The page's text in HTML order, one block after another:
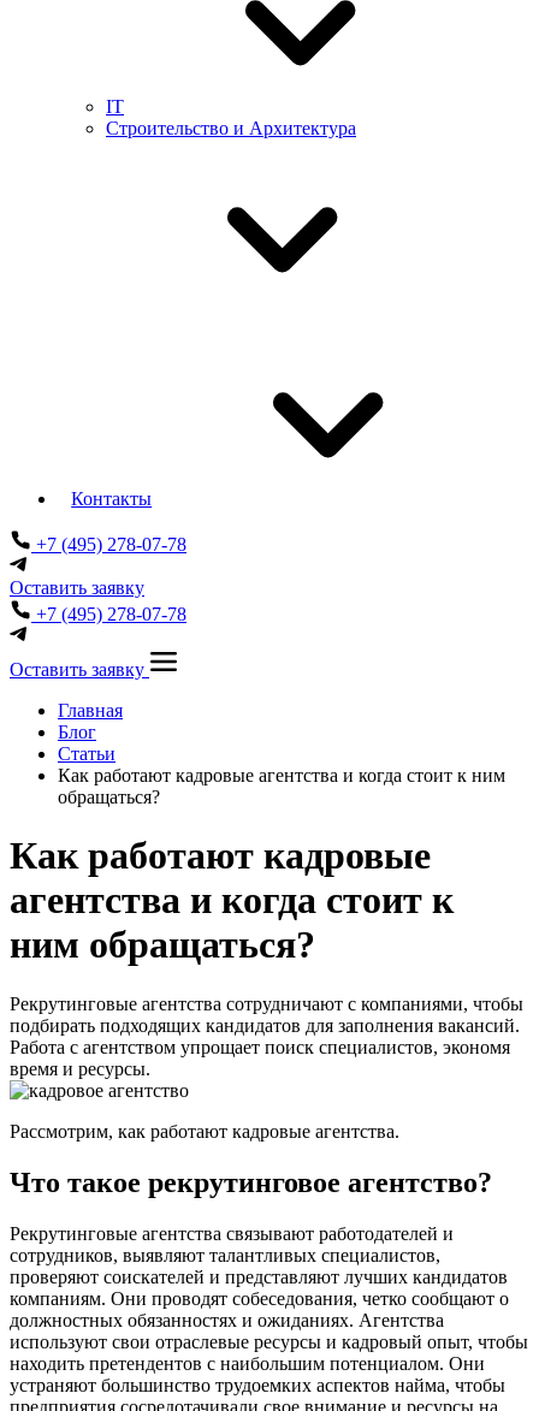
IT
Строительство и Архитектура
Контакты
+7 (495) 278-07-78
Оставить заявку
+7 (495) 278-07-78
Оставить заявку
Главная
Блог
Статьи
Как работают кадровые агентства и когда стоит к ним
обращаться?
Как работают кадровые
агентства и когда стоит к
ним обращаться?
Рекрутинговые агентства сотрудничают с компаниями, чтобы
подбирать подходящих кандидатов для заполнения вакансий.
Работа с агентством упрощает поиск специалистов, экономя
время и ресурсы.
Рассмотрим, как работают кадровые агентства.
Что такое рекрутинговое агентство?
Рекрутинговые агентства связывают работодателей и
сотрудников, выявляют талантливых специалистов,
проверяют соискателей и представляют лучших кандидатов
компаниям. Они проводят собеседования, четко сообщают о
должностных обязанностях и ожиданиях. Агентства
используют свои отраслевые ресурсы и кадровый опыт, чтобы
находить претендентов с наибольшим потенциалом. Они
устраняют большинство трудоемких аспектов найма, чтобы
предприятия сосредотачивали свое внимание и ресурсы на